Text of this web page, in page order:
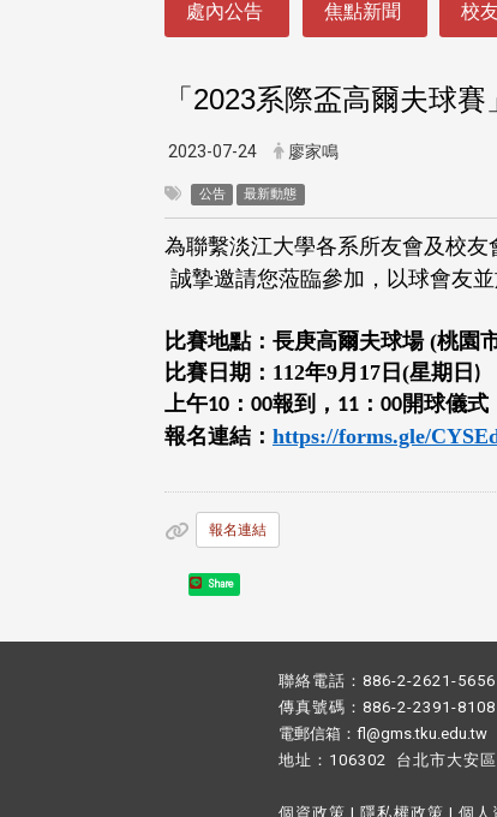
處內公告 焦點新聞 校
「2023系際盃高爾夫球賽
2023-07-24 廖家鳴
公告 最新動態
為聯繫淡江大學各系所友會及校
誠摯邀請您蒞臨參加，以球會友
比賽地點：長庚高爾夫球場 (桃園
比賽日期：112年9月17日(星期日 )
上午10 ： 00報到， 11 ： 00開球儀式
報名連結： https://forms.gle/
報名連結
Share
聯絡電話：886-2-2621-
傳真號碼：886-2-2391-8108
電郵信箱：fl@gms.tku.edu.tw
地址：106302 台北市大安
個資政策 | 隱私權政策 | 個人